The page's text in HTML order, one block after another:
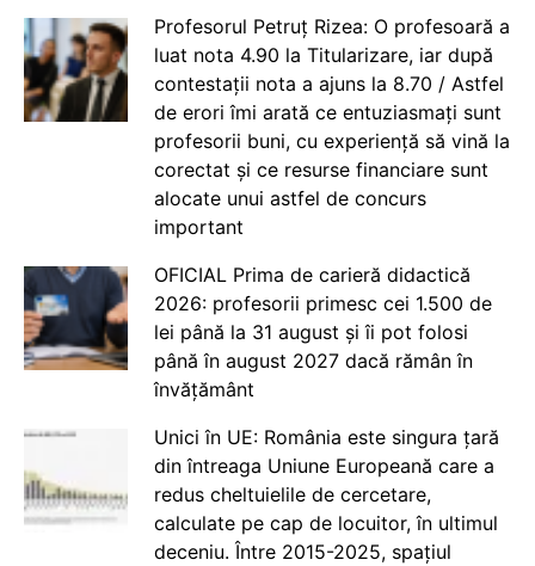
Profesorul Petruț Rizea: O profesoară a
luat nota 4.90 la Titularizare, iar după
contestații nota a ajuns la 8.70 / Astfel
de erori îmi arată ce entuziasmați sunt
profesorii buni, cu experiență să vină la
corectat și ce resurse financiare sunt
alocate unui astfel de concurs
important
OFICIAL Prima de carieră didactică
2026: profesorii primesc cei 1.500 de
lei până la 31 august și îi pot folosi
până în august 2027 dacă rămân în
învățământ
Unici în UE: România este singura țară
din întreaga Uniune Europeană care a
redus cheltuielile de cercetare,
calculate pe cap de locuitor, în ultimul
deceniu. Între 2015-2025, spațiul